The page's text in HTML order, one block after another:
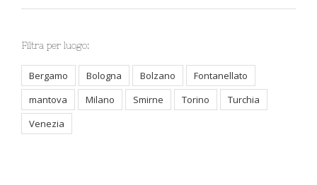
Filtra per luogo:
Bergamo Bologna Bolzano
Fontanellato
mantova
Milano Smirne Torino
Turchia
Venezia